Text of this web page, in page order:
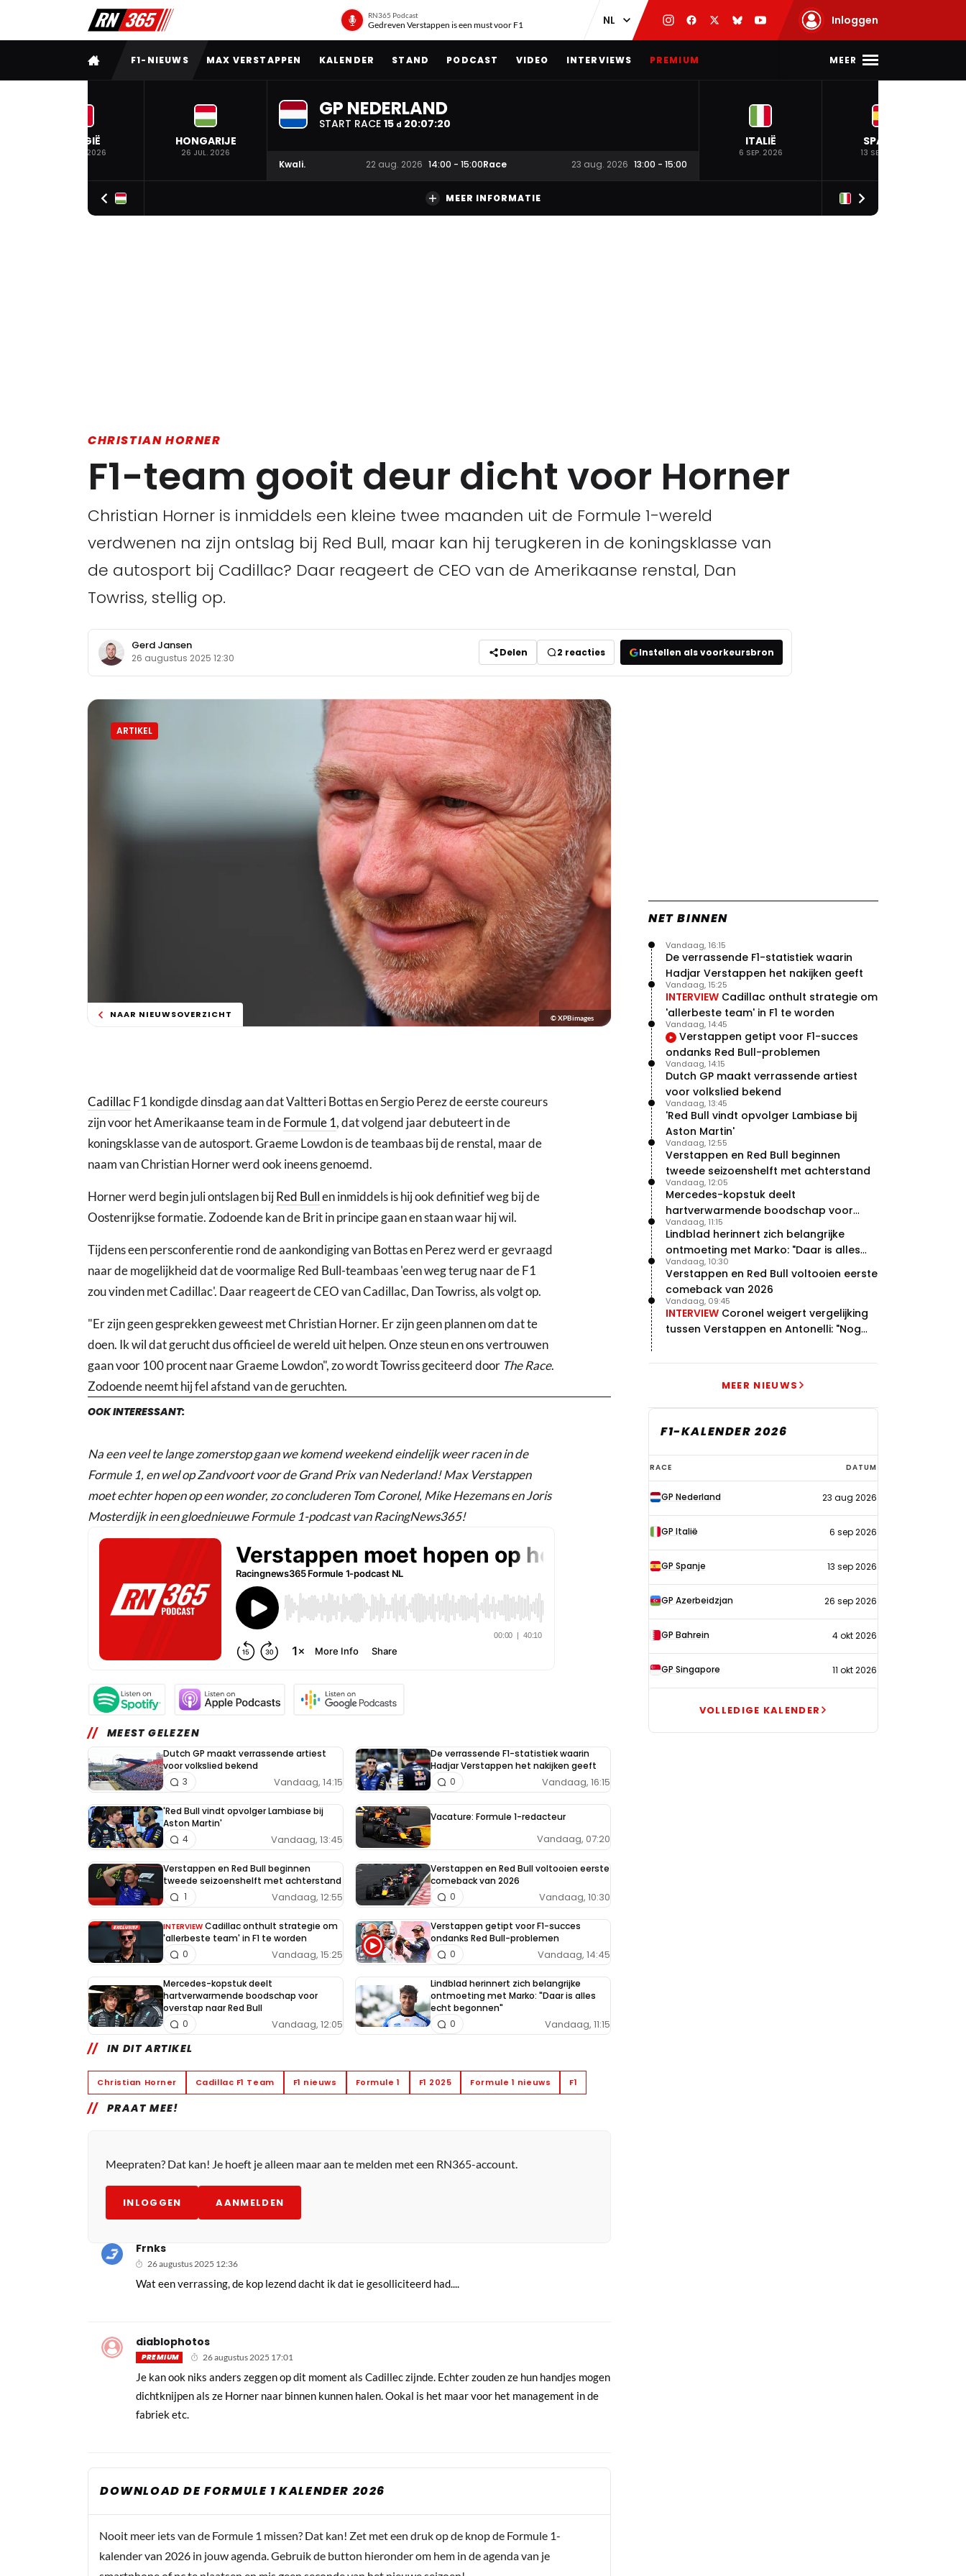
RN365 Podcast
Gedreven Verstappen is een must voor F1 Inloggen
VOLLEDIG MENU
F1-NIEUWS MAX VERSTAPPEN KALENDER STAND PODCAST VIDEO INTERVIEWS PREMIUM MEER
BELGIË
19 JUL. 2026
HONGARIJE
26 JUL. 2026
GP NEDERLAND
START RACE 15 d 20:07:19
Kwali. 22 aug. 2026 14:00 - 15:00Race 23 aug. 2026 13:00 - 15:00
ITALIË
6 SEP. 2026
SPANJE
13 SEP. 2026
MEER INFORMATIE
CHRISTIAN HORNER
F1-team gooit deur dicht voor Horner
Christian Horner is inmiddels een kleine twee maanden uit de Formule 1-wereld
verdwenen na zijn ontslag bij Red Bull, maar kan hij terugkeren in de koningsklasse van
de autosport bij Cadillac? Daar reageert de CEO van de Amerikaanse renstal, Dan
Towriss, stellig op.
Gerd Jansen
26 augustus 2025 12:30 Delen 2 reacties Instellen als voorkeursbron
ARTIKEL
NAAR NIEUWSOVERZICHT © XPBimages
CadillacF1 kondigde dinsdag aan dat Valtteri Bottas en Sergio Perez de eerste coureurs
zijn voor het Amerikaanse team in deFormule 1, dat volgend jaar debuteert in de
koningsklasse van de autosport. Graeme Lowdon is de teambaas bij de renstal, maar de
naam van Christian Horner werd ook ineens genoemd.
Horner werd begin juli ontslagen bijRed Bullen inmiddels is hij ook definitief weg bij de
Oostenrijkse formatie. Zodoende kan de Brit in principe gaan en staan waar hij wil.
Tijdens een persconferentie rond de aankondiging van Bottas en Perez werd er gevraagd
naar de mogelijkheid dat de voormalige Red Bull-teambaas 'een weg terug naar de F1
zou vinden met Cadillac'. Daar reageert de CEO van Cadillac, Dan Towriss, als volgt op.
"Er zijn geen gesprekken geweest met Christian Horner. Er zijn geen plannen om dat te
doen. Ik wil dat gerucht dus officieel de wereld uit helpen. Onze steun en ons vertrouwen
gaan voor 100 procent naar Graeme Lowdon", zo wordt Towriss geciteerd door The Race.
Zodoende neemt hij fel afstand van de geruchten.
OOK INTERESSANT:
Na een veel te lange zomerstop gaan we komend weekend eindelijk weer racen in de
Formule 1, en wel op Zandvoort voor de Grand Prix van Nederland! Max Verstappen
moet echter hopen op een wonder, zo concluderen Tom Coronel, Mike Hezemans en Joris
Mosterdijk in een gloednieuwe Formule 1-podcast van RacingNews365!
MEEST GELEZEN
Dutch GP maakt verrassende artiest
voor volkslied bekend
Vandaag, 14:15
3
De verrassende F1-statistiek waarin
Hadjar Verstappen het nakijken geeft
Vandaag, 16:15
0
'Red Bull vindt opvolger Lambiase bij
Aston Martin'
Vandaag, 13:45
4
Vacature: Formule 1-redacteur
Vandaag, 07:20
Verstappen en Red Bull beginnen
tweede seizoenshelft met achterstand
Vandaag, 12:55
1
Verstappen en Red Bull voltooien eerste
comeback van 2026
Vandaag, 10:30
0
INTERVIEW Cadillac onthult strategie om
'allerbeste team' in F1 te worden
Vandaag, 15:25
0
Verstappen getipt voor F1-succes
ondanks Red Bull-problemen
Vandaag, 14:45
0
Mercedes-kopstuk deelt
hartverwarmende boodschap voor
overstap naar Red Bull
Vandaag, 12:05
0
Lindblad herinnert zich belangrijke
ontmoeting met Marko: "Daar is alles
echt begonnen"
Vandaag, 11:15
0
IN DIT ARTIKEL
Christian Horner Cadillac F1 Team F1 nieuws Formule 1 F1 2025 Formule 1 nieuws F1
PRAAT MEE!
Meepraten? Dat kan! Je hoeft je alleen maar aan te melden met een RN365-account.
INLOGGEN AANMELDEN
Frnks
26 augustus 2025 12:36
Wat een verrassing, de kop lezend dacht ik dat ie gesolliciteerd had....
diablophotos
PREMIUM 26 augustus 2025 17:01
Je kan ook niks anders zeggen op dit moment als Cadillec zijnde. Echter zouden ze hun handjes mogen
dichtknijpen als ze Horner naar binnen kunnen halen. Ookal is het maar voor het management in de
fabriek etc.
DOWNLOAD DE FORMULE 1 KALENDER 2026
Nooit meer iets van de Formule 1 missen? Dat kan! Zet met een druk op de knop de Formule 1-
kalender van 2026 in jouw agenda. Gebruik de button hieronder om hem in de agenda van je
NET BINNEN
De verrassende F1-statistiek waarin
Hadjar Verstappen het nakijken geeft
Vandaag, 16:15
INTERVIEW Cadillac onthult strategie om
'allerbeste team' in F1 te worden
Vandaag, 15:25
Verstappen getipt voor F1-succes
ondanks Red Bull-problemen
Vandaag, 14:45
Dutch GP maakt verrassende artiest
voor volkslied bekend
Vandaag, 14:15
'Red Bull vindt opvolger Lambiase bij
Aston Martin'
Vandaag, 13:45
Verstappen en Red Bull beginnen
tweede seizoenshelft met achterstand
Vandaag, 12:55
Mercedes-kopstuk deelt
hartverwarmende boodschap voor
overstap naar Red Bull
Vandaag, 12:05
Lindblad herinnert zich belangrijke
ontmoeting met Marko: "Daar is alles
echt begonnen"
Vandaag, 11:15
Verstappen en Red Bull voltooien eerste
comeback van 2026
Vandaag, 10:30
INTERVIEW Coronel weigert vergelijking
tussen Verstappen en Antonelli: "Nog
Vandaag, 09:45
MEER NIEUWS
F1-KALENDER 2026
F1-
kalender
2026
RACE DATUM
GP Nederland 23 aug 2026
GP Italië 6 sep 2026
GP Spanje 13 sep 2026
GP Azerbeidzjan 26 sep 2026
GP Bahrein 4 okt 2026
GP Singapore 11 okt 2026
VOLLEDIGE KALENDER